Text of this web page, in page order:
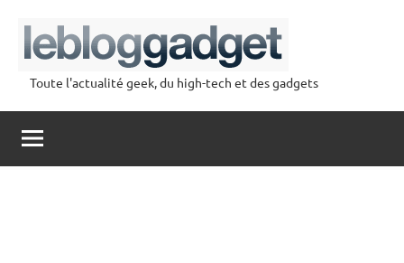
contenu
lebloggadget
Toute l'actualité geek, du high-tech et des gadgets